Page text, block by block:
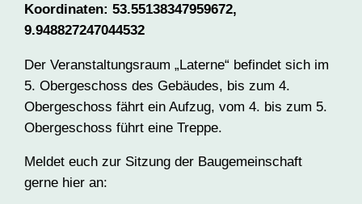
Koordinaten: 53.55138347959672,
9.948827247044532
Der Veranstaltungsraum „Laterne“ befindet sich im
5. Obergeschoss des Gebäudes, bis zum 4.
Obergeschoss fährt ein Aufzug, vom 4. bis zum 5.
Obergeschoss führt eine Treppe.
Meldet euch zur Sitzung der Baugemeinschaft
gerne hier an: